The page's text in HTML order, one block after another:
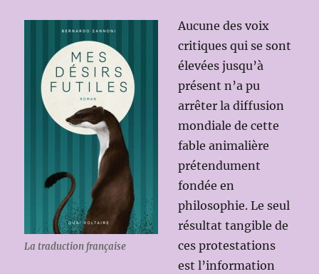
La traduction française
Aucune des voix
critiques qui se sont
élevées jusqu’à
présent n’a pu
arrêter la diffusion
mondiale de cette
fable animalière
prétendument
fondée en
philosophie. Le seul
résultat tangible de
ces protestations
est l’information